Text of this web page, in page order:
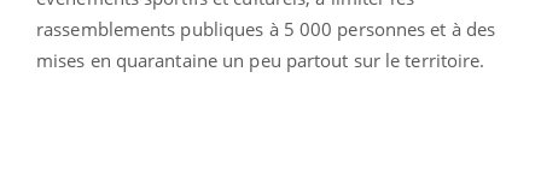
rassemblements publiques à 5 000 personnes et à des
mises en quarantaine un peu partout sur le territoire.